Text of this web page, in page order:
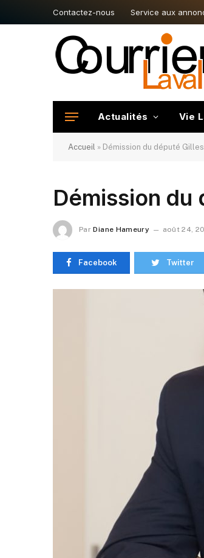
Contactez-nous Service aux
Actualités Vie
Accueil » Démission du député
Démission du
Par Diane Hameury août 24,
Facebook Twitter